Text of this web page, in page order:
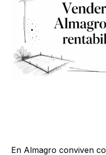
En Almagro conviven